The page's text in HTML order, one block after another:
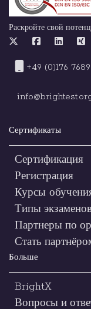
Раскройте свой
+49 (0)176
Сертификаты
Сертификация
Регистрация
Курсы
Типы
Партнеры по
Стать
Больше
BrightX
Вопросы и